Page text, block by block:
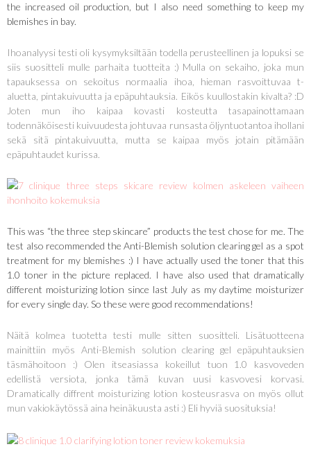
the increased oil production, but I also need something to keep my
blemishes in bay.
Ihoanalyysi testi oli kysymyksiltään todella perusteellinen ja lopuksi se
siis suositteli mulle parhaita tuotteita :) Mulla on sekaiho, joka mun
tapauksessa on sekoitus normaalia ihoa, hieman rasvoittuvaa t-
aluetta, pintakuivuutta ja epäpuhtauksia. Eikös kuullostakin kivalta? :D
Joten mun iho kaipaa kovasti kosteutta tasapainottamaan
todennäköisesti kuivuudesta johtuvaa runsasta öljyntuotantoa ihollani
sekä sitä pintakuivuutta, mutta se kaipaa myös jotain pitämään
epäpuhtaudet kurissa.
This was “the three step skincare” products the test chose for me. The
test also recommended the Anti-Blemish solution clearing gel as a spot
treatment for my blemishes :) I have actually used the toner that this
1.0 toner in the picture replaced. I have also used that dramatically
different moisturizing lotion since last July as my daytime moisturizer
for every single day. So these were good recommendations!
Näitä kolmea tuotetta testi mulle sitten suositteli. Lisätuotteena
mainittiin myös Anti-Blemish solution clearing gel epäpuhtauksien
täsmähoitoon :) Olen itseasiassa kokeillut tuon 1.0 kasvoveden
edellistä versiota, jonka tämä kuvan uusi kasvovesi korvasi.
Dramatically diffrent moisturizing lotion kosteusrasva on myös ollut
mun vakiokäytössä aina heinäkuusta asti :) Eli hyviä suosituksia!